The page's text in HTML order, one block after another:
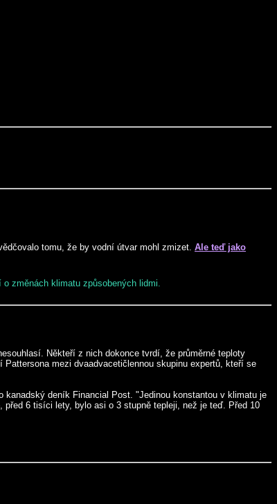
tomu, že by vodní útvar mohl zmizet. Ale teď jako
změnách klimatu způsobených lidmi.
Někteří z nich dokonce tvrdí, že průměrné teploty
mezi dvaadvacetičlennou skupinu expertů, kteří se
deník Financial Post. "Jedinou konstantou v klimatu je
6 tisíci lety, bylo asi o 3 stupně tepleji, než je teď. Před 10